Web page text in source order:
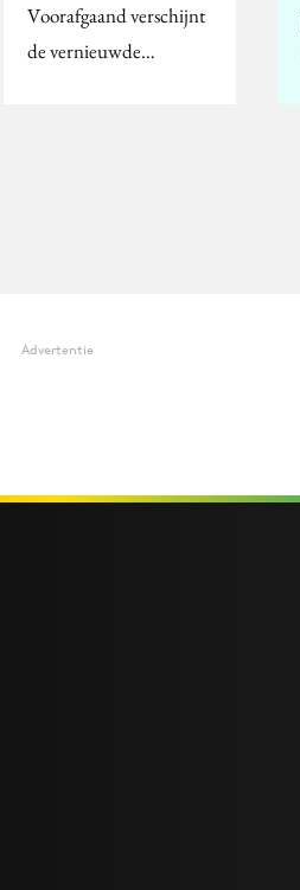
Voorafgaand verschijnt
de vernieuwde…
Advertentie